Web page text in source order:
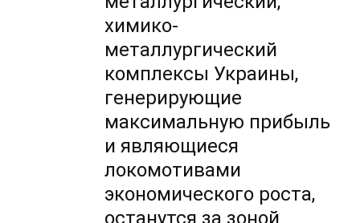
химико-
металлургический
комплексы Украины,
генерирующие
максимальную прибыль
и являющиеся
локомотивами
экономического роста,